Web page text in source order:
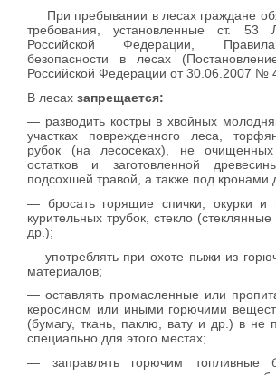
При пребывании в лесах граждане
требования, установленные ст. 53
Российской Федерации,
безопасности в лесах
Российской Федерации от 30.06.2007 №
В лесах запрещается:
— разводить костры в хвойных
участках поврежденного леса,
рубок (на лесосеках), не
остатков и заготовленной
подсохшей травой, а также под кронами
— бросать горящие спички, окурки и
курительных трубок, стекло
др.);
— употреблять при охоте пыжи из
материалов;
— оставлять промасленные или
керосином или иными горючими
(бумагу, ткань, паклю, вату и др.) в не
специально для этого местах;
— заправлять горючим топливные